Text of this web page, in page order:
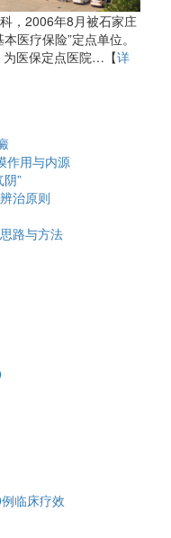
，2006年8月被石家庄
医疗保险”定点单位。
为医保定点医院…【详
作用与内源
”
治原则
路与方法
临床疗效